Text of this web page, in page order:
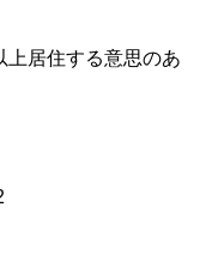
上居住する意思のあ